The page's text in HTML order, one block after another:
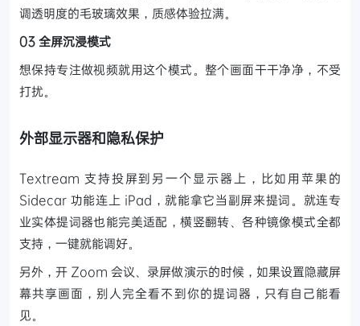
调透明度的毛玻璃效果，质感体验拉满。
03 全屏沉浸模式
想保持专注做视频就用这个模式。整个画面干干净净，不受
打扰。
外部显示器和隐私保护
Textream 支持投屏到另一个显示器上，比如用苹果的
Sidecar 功能连上 iPad，就能拿它当副屏来提词。就连专
业实体提词器也能完美适配，横竖翻转、各种镜像模式全都
支持，一键就能调好。
另外，开 Zoom 会议、录屏做演示的时候，如果设置隐藏屏
幕共享画面，别人完全看不到你的提词器，只有自己能看
见。